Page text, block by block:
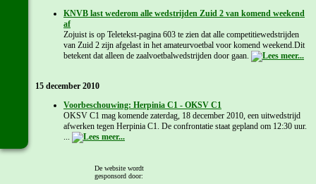
KNVB last wederom alle wedstrijden Zuid 2 van komend weekend
af
Zojuist is op Teletekst-pagina 603 te zien dat alle competitiewedstrijden
van Zuid 2 zijn afgelast in het amateurvoetbal voor komend weekend.Dit
betekent dat alleen de zaalvoetbalwedstrijden door gaan.
15 december 2010
Voorbeschouwing: Herpinia C1 - OKSV C1
OKSV C1 mag komende zaterdag, 18 december 2010, een uitwedstrijd
afwerken tegen Herpinia C1. De confrontatie staat gepland om 12:30 uur.
8 december 2010De website wordt
gesponsord door: